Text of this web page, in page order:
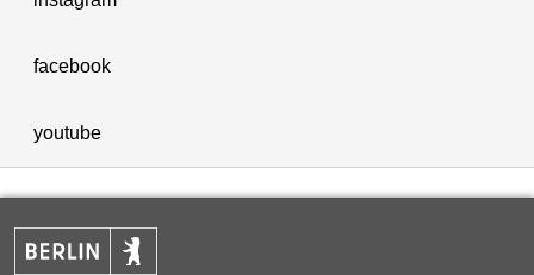
facebook
youtube